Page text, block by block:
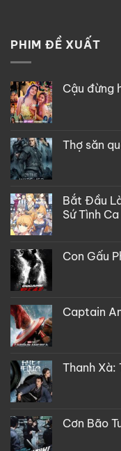
PHIM ĐỀ XUẤT
Cậu đừng
Thợ săn
Bắt Đầu
Sứ Tình Ca
Con Gấu
Captain
Thanh Xà:
Cơn Bão